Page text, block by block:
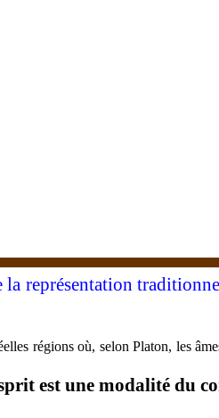
représentation
régions où, selon Platon, les
est une modalité du